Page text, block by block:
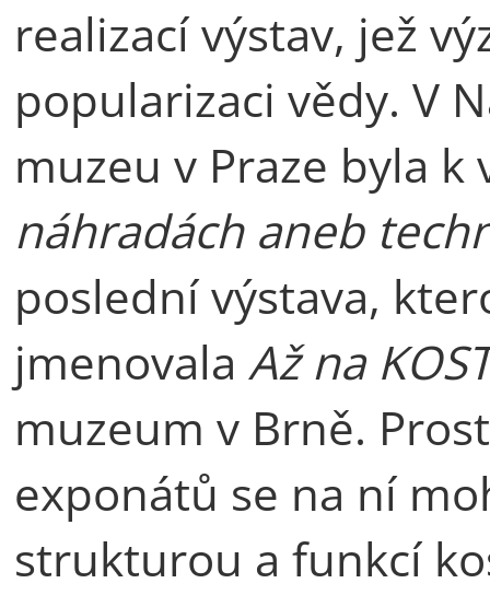
realizací výstav, jež
popularizaci vědy. V
muzeu v Praze byla
náhradách aneb
poslední výstava,
jmenovala Až na
muzeum v Brně.
exponátů se na ní
strukturou a funkcí